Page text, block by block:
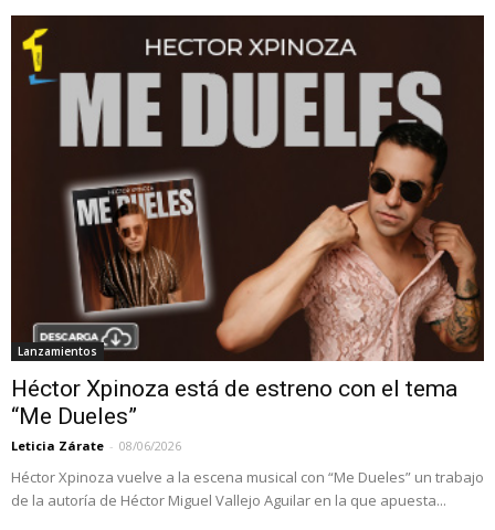
Lanzamientos
Héctor Xpinoza está de estreno con el tema
“Me Dueles”
Leticia Zárate - 08/06/2026
Héctor Xpinoza vuelve a la escena musical con “Me Dueles” un trabajo
de la autoría de Héctor Miguel Vallejo Aguilar en la que apuesta...